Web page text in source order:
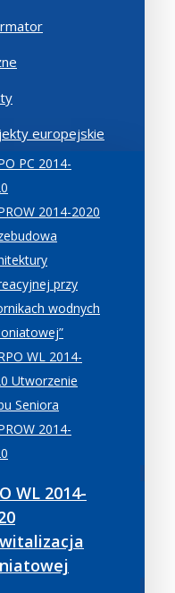
europejskie
PC 2014-
2014-2020
przy
wodnych
WL 2014-
Utworzenie
Seniora
2014-
WL 2014-